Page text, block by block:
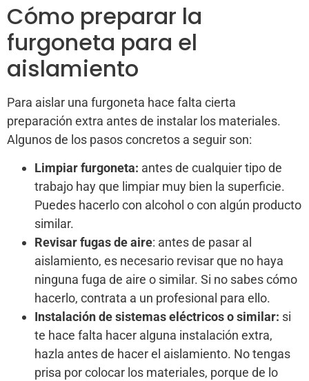
Cómo preparar la
furgoneta para el
aislamiento
Para aislar una furgoneta hace falta cierta
preparación extra antes de instalar los materiales.
Algunos de los pasos concretos a seguir son:
Limpiar furgoneta: antes de cualquier tipo de
trabajo hay que limpiar muy bien la superficie.
Puedes hacerlo con alcohol o con algún producto
similar.
Revisar fugas de aire: antes de pasar al
aislamiento, es necesario revisar que no haya
ninguna fuga de aire o similar. Si no sabes cómo
hacerlo, contrata a un profesional para ello.
Instalación de sistemas eléctricos o similar: si
te hace falta hacer alguna instalación extra,
hazla antes de hacer el aislamiento. No tengas
prisa por colocar los materiales, porque de lo